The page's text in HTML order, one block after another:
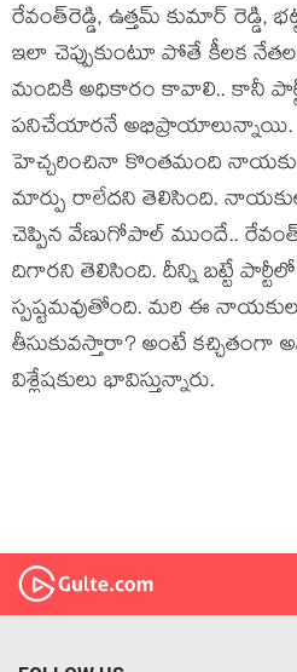
రేవంత్‌రెడ్డి, ఉత్త‌మ్ కుమార్ రెడ్డి,
ఇలా చెప్పుకుంటూ పోతే కీల‌క
మందికి అధికారం కావాలి.. కానీ
ప‌నిచేయార‌నే అభిప్రాయాలున్నాయి.
హెచ్చ‌రించినా కొంత‌మంది
మార్పు రాలేద‌ని తెలిసింది.
చెప్పిన వేణుగోపాల్ ముందే..
దిగార‌ని తెలిసింది. దీన్ని బ‌ట్టే
స్ప‌ష్ట‌మ‌వుతోంది. మ‌రి ఈ
తీసుకువ‌స్తారా? అంటే క‌చ్చితంగా
విశ్లేష‌కులు భావిస్తున్నారు.